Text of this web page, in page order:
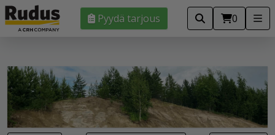
Pyydä tarjous 0